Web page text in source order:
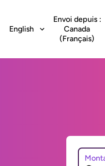
English
Envoi depuis :
Canada
(Français)